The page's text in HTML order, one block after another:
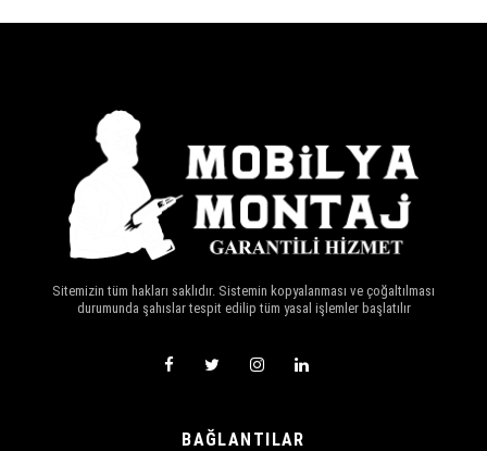
Sitemizin tüm hakları saklıdır. Sistemin kopyalanması ve çoğaltılması
durumunda şahıslar tespit edilip tüm yasal işlemler başlatılır
BAĞLANTILAR